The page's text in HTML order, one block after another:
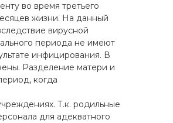
во время третьего
жизни. На данный
вирусной
периода не имеют
инфицирования. В
Разделение матери и
когда
Т.к. родильные
для адекватного